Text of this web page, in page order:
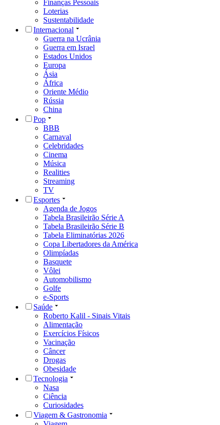
Finanças Pessoais
Loterias
Sustentabilidade
Internacional
Guerra na Ucrânia
Guerra em Israel
Estados Unidos
Europa
Ásia
África
Oriente Médio
Rússia
China
Pop
BBB
Carnaval
Celebridades
Cinema
Música
Realities
Streaming
TV
Esportes
Agenda de Jogos
Tabela Brasileirão Série A
Tabela Brasileirão Série B
Tabela Eliminatórias 2026
Copa Libertadores da América
Olimpíadas
Basquete
Vôlei
Automobilismo
Golfe
e-Sports
Saúde
Roberto Kalil - Sinais Vitais
Alimentação
Exercícios Físicos
Vacinação
Câncer
Drogas
Obesidade
Tecnologia
Nasa
Ciência
Curiosidades
Viagem & Gastronomia